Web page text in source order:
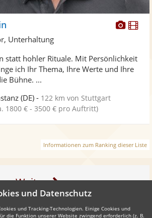
Fotos
Unterhaltung
statt hohler Rituale. Mit Persönlichkeit
ich Ihr Thema, Ihre Werte und Ihre
Bühne. ...
(DE) - 122 km von Stuttgart
1800 € - 3500 € pro Auftritt)
Informationen zum Ranking dieser Liste
Weiter
und Datenschutz
und Tracking-Technologien. Einige Cookies und
die Funktion unserer Website zwingend erforderlich (z. B.